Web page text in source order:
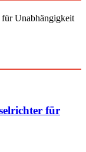
Unabhängigkeit
für